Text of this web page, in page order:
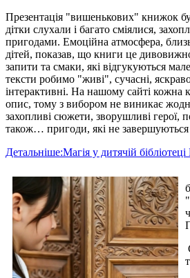
Презентація "вишенькових" книжок
дітки слухали і багато сміялися,
пригодами. Емоційна атмосфера,
дітей, показав, що книги це
запити та смаки, які відгукуються
тексти робимо "живі", сучасні,
інтерактивні. На нашому сайті кожна
опис, тому з вибором не виникає
захопливі сюжети, зворушливі герої,
також… пригоди, які не
Детальніше:Магія у дитячій